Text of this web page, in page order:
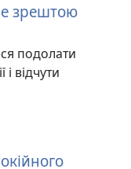
зрештою
подолати
відчути